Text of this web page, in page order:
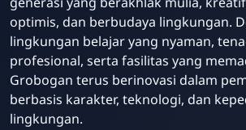
optimis, dan berbudaya lingkungan.
lingkungan belajar yang nyaman,
profesional, serta fasilitas yang
Grobogan terus berinovasi dalam
berbasis karakter, teknologi, dan
lingkungan.